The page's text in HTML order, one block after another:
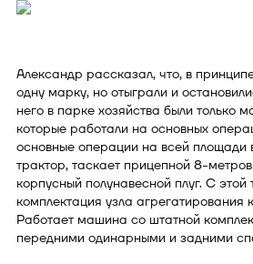
Александр рассказал, что, в
одну марку, но отыграли и
него в парке хозяйства были только
которые работали на основных
основные операции на всей площади
трактор, таскает прицепной 8-
корпусный полунавесной плуг. С этой
комплектация узла агрегатирования
Работает машина со штатной
передними одинарными и задними